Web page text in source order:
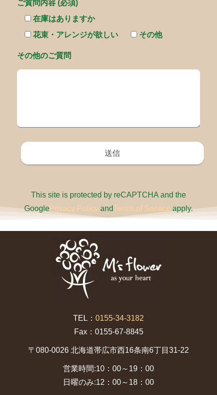
ご質問内容 (必須)
在庫はありますか
花束・アレンジが欲しい
その他
その他のご質問
This site is protected by reCAPTCHA and the
GooglePrivacy Policy andTerms of Service apply.
TEL： 0155-34-3182
Fax：0155-67-8845
〒080-0026 北海道帯広市西16条南6丁目31-22
営業時間:10：00～19：00
日曜のみ:12：00～18：00